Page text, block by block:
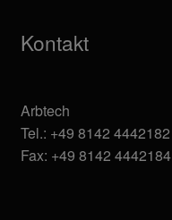
Kontakt
Arbtech
Tel.: +49 8142 4442182
Fax: +49 8142 4442184